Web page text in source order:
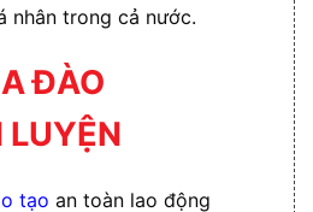
nhân trong cả nước.
ĐÀO
LUYỆN
tạo an toàn lao động